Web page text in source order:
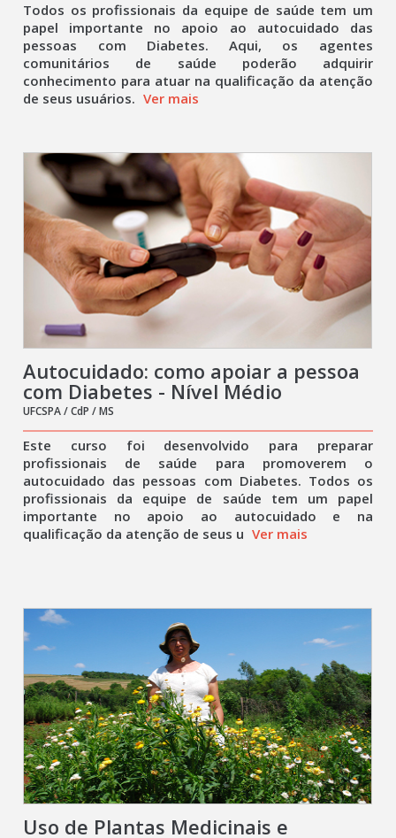
Todos os profissionais da equipe de saúde tem um
papel importante no apoio ao autocuidado das
pessoas com Diabetes. Aqui, os agentes
comunitários de saúde poderão adquirir
conhecimento para atuar na qualificação da atenção
de seus usuários. Ver mais
Autocuidado: como apoiar a pessoa
com Diabetes - Nível Médio
UFCSPA / CdP / MS
Este curso foi desenvolvido para preparar
profissionais de saúde para promoverem o
autocuidado das pessoas com Diabetes. Todos os
profissionais da equipe de saúde tem um papel
importante no apoio ao autocuidado e na
qualificação da atenção de seus u Ver mais
Uso de Plantas Medicinais e